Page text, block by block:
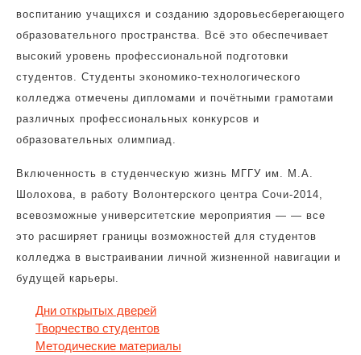
воспитанию учащихся и созданию здоровьесберегающего
образовательного пространства. Всё это обеспечивает
высокий уровень профессиональной подготовки
студентов. Студенты экономико-технологического
колледжа отмечены дипломами и почётными грамотами
различных профессиональных конкурсов и
образовательных олимпиад.
Включенность в студенческую жизнь МГГУ им. М.А.
Шолохова, в работу Волонтерского центра Сочи-2014,
всевозможные университетские мероприятия — — все
это расширяет границы возможностей для студентов
колледжа в выстраивании личной жизненной навигации и
будущей карьеры.
Дни открытых дверей
Творчество студентов
Методические материалы